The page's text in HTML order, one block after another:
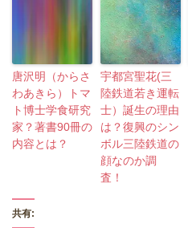
唐沢明（からさ
わあきら）トマ
ト博士学食研究
家？著書90冊の
内容とは？
宇都宮聖花(三
陸鉄道若き運転
士）誕生の理由
は？復興のシン
ボル三陸鉄道の
顔なのか調
査！
共有: